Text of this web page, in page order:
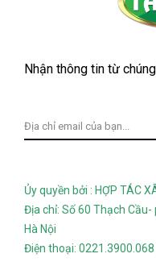
Nhận thông tin từ
Ủy quyền bởi : HỢP TÁC
Địa chỉ: Số 60 Thạch
Hà Nội
Điện thoại: